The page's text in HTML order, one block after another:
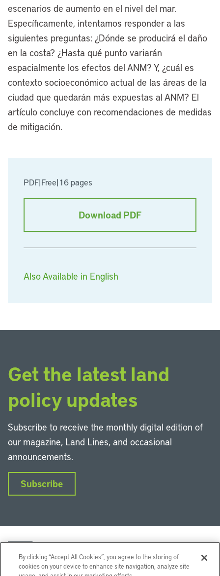
PDF|Free|16 pages
Download PDF
Also Available in English
escenarios de aumento en el nivel del mar.
Específicamente, intentamos responder a las
siguientes preguntas: ¿Dónde se producirá el daño
en la costa? ¿Hasta qué punto variarán
espacialmente los efectos del ANM? Y, ¿cuál es
contexto socioeconómico actual de las áreas de la
ciudad que quedarán más expuestas al ANM? El
artículo concluye con recomendaciones de medidas
de mitigación.
Get the latest land
policy updates
Subscribe to receive the monthly digital edition of
our magazine, Land Lines, and occasional
announcements.
Subscribe
By clicking “Accept All Cookies”, you agree to the storing of
cookies on your device to enhance site navigation, analyze site